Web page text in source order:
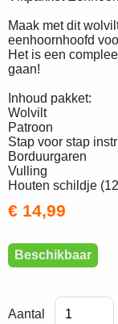
Maak met dit
eenhoornhoofd
Het is een
gaan!
Inhoud pakket:
Wolvilt
Patroon
Stap voor stap
Borduurgaren
Vulling
Houten schildje
€ 14,99
Beschikbaar
Aantal